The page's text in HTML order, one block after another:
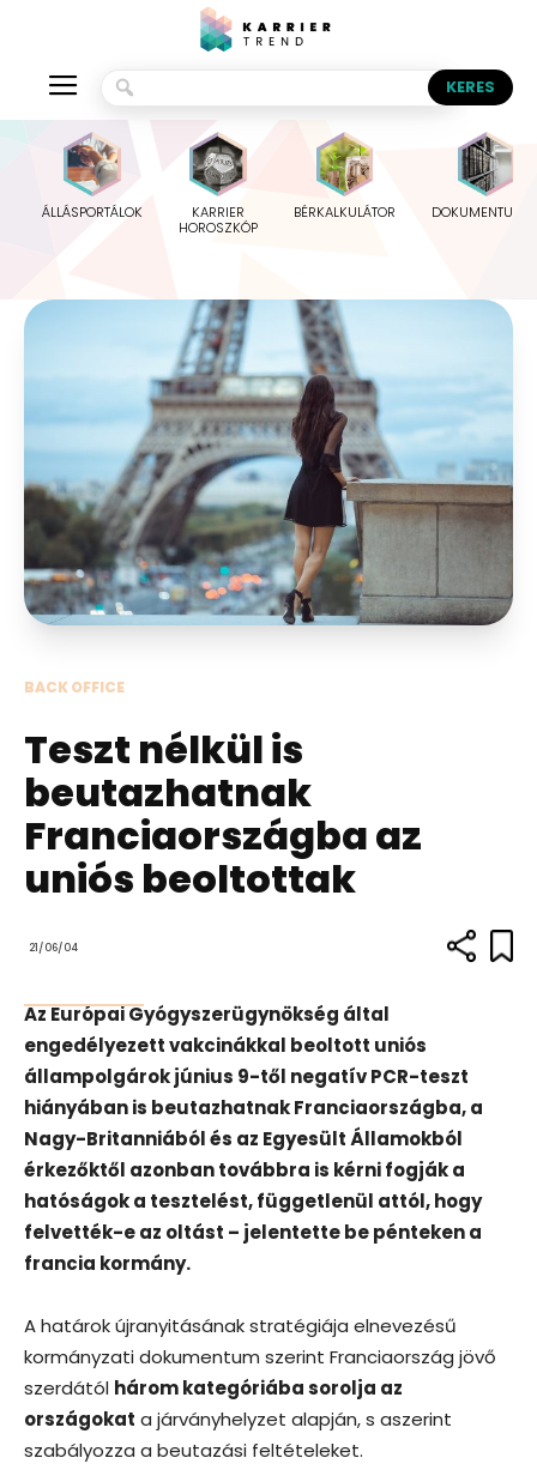
ÁLLÁSPORTÁLOK
KARRIER
HOROSZKÓP
BÉRKALKULÁTOR
BACK OFFICE
Teszt nélkül is
beutazhatnak
Franciaországba az
uniós beoltottak
21/06/04
Az Európai Gyógyszerügynökség által
engedélyezett vakcinákkal beoltott uniós
állampolgárok június 9-től negatív PCR-teszt
hiányában is beutazhatnak Franciaországba, a
Nagy-Britanniából és az Egyesült Államokból
érkezőktől azonban továbbra is kérni fogják a
hatóságok a tesztelést, függetlenül attól, hogy
felvették-e az oltást – jelentette be pénteken a
francia kormány.
A határok újranyitásának stratégiája elnevezésű
kormányzati dokumentum szerint Franciaország jövő
szerdától három kategóriába sorolja az
országokat a járványhelyzet alapján, s aszerint
szabályozza a beutazási feltételeket.